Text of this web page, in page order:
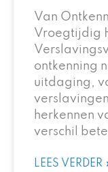
Van
Vroegtijdig
ontkenning
uitdaging,
herkennen
verschil
LEES VERDER